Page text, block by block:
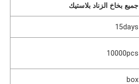
جميع بخاخ الزناد بلاستيك
15days
10000pcs
box